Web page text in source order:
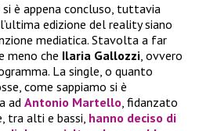
si è appena concluso, tuttavia
edizione del reality siano
mediatica. Stavolta a far
meno che Ilaria Gallozzi, ovvero
La single, o quanto
come sappiamo si è
ad Antonio Martello, fidanzato
tra alti e bassi, hanno deciso di